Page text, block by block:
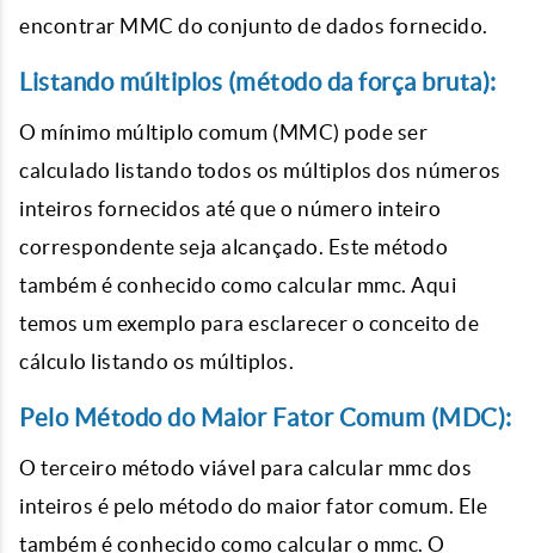
encontrar MMC do conjunto de dados fornecido.
Listando múltiplos (método da força bruta):
O mínimo múltiplo comum (MMC) pode ser
calculado listando todos os múltiplos dos números
inteiros fornecidos até que o número inteiro
correspondente seja alcançado. Este método
também é conhecido como calcular mmc. Aqui
temos um exemplo para esclarecer o conceito de
cálculo listando os múltiplos.
Pelo Método do Maior Fator Comum (MDC):
O terceiro método viável para calcular mmc dos
inteiros é pelo método do maior fator comum. Ele
também é conhecido como calcular o mmc. O